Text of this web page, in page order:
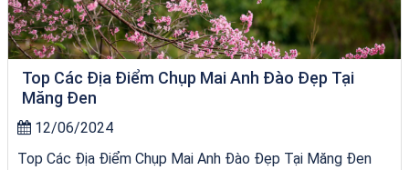
Top Các Địa Điểm Chụp Mai Anh Đào Đẹp Tại
Măng Đen
12/06/2024
Top Các Địa Điểm Chụp Mai Anh Đào Đẹp Tại Măng Đen